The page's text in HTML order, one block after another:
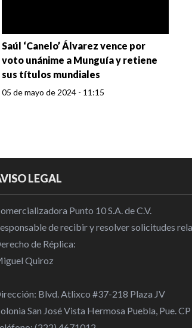
Saúl ‘Canelo’ Álvarez vence por
voto unánime a Munguía y retiene
sus títulos mundiales
05 de mayo de 2024 - 11:15
LEGAL
Punto 10 S.A. de C.V.
de recibir y resolver solicitudes
de Réplica:
Quiroz
Blvd. Atlixco #37-218 Plaza JV
San José Vista Hermosa Puebla, Pue.